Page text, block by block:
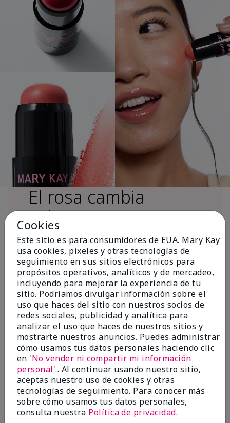
El rosa cambia
vidas®
Más de $18 millones donados a nivel
global desde 2008 para impulsar la
investigación contra el cáncer, erradicar
la violencia doméstica, promover el
empoderamiento económico y
transformar comunidades.
Cookies
Este sitio es para consumidores de EUA. Mary Kay
usa cookies, pixeles y otras tecnologías de
seguimiento en sus sitios electrónicos para
propósitos operativos, analíticos y de mercadeo,
incluyendo para mejorar la experiencia de tu
sitio. Podríamos divulgar información sobre el
uso que haces del sitio con nuestros socios de
redes sociales, publicidad y analítica para
analizar el uso que haces de nuestros sitios y
mostrarte nuestros anuncios. Puedes administrar
cómo usamos tus datos personales haciendo clic
en 'No vender ni compartir mi información
personal'.. Al continuar usando nuestro sitio,
aceptas nuestro uso de cookies y otras
tecnologías de seguimiento. Para conocer más
sobre cómo usamos tus datos personales,
consulta nuestra Política de privacidad.